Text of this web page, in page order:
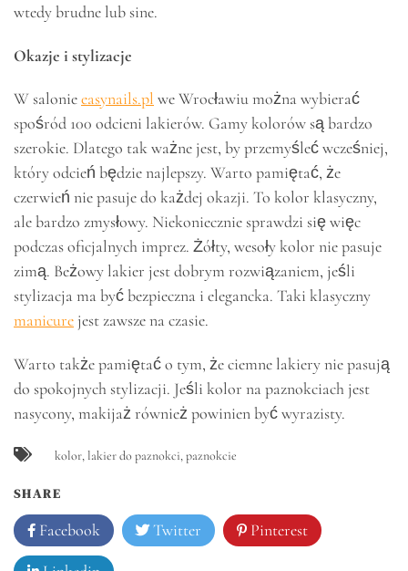
wtedy brudne lub sine.
Okazje i stylizacje
W salonieeasynails.pl we Wrocławiu można wybierać
spośród 100 odcieni lakierów. Gamy kolorów są bardzo
szerokie. Dlatego tak ważne jest, by przemyśleć wcześniej,
który odcień będzie najlepszy. Warto pamiętać, że
czerwień nie pasuje do każdej okazji. To kolor klasyczny,
ale bardzo zmysłowy. Niekoniecznie sprawdzi się więc
podczas oficjalnych imprez. Żółty, wesoły kolor nie pasuje
zimą. Beżowy lakier jest dobrym rozwiązaniem, jeśli
stylizacja ma być bezpieczna i elegancka. Taki klasyczny
manicure jest zawsze na czasie.
Warto także pamiętać o tym, że ciemne lakiery nie pasują
do spokojnych stylizacji. Jeśli kolor na paznokciach jest
nasycony, makijaż również powinien być wyrazisty.
kolor,lakier do paznokci,paznokcie
SHARE
Facebook Twitter Pinterest